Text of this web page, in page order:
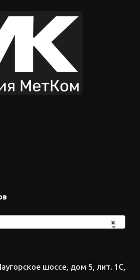
×
шоссе, дом 5, лит. 1С,